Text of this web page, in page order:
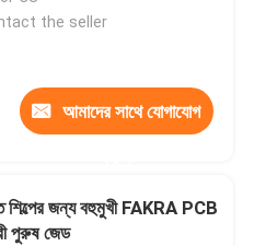
the seller
আমাদের সাথে যোগাযোগ
শিল্পের জন্য বহুমুখী FAKRA PCB
পুরুষ জেড